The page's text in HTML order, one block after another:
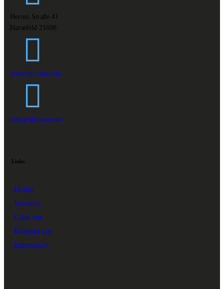
Herren Straße 41
Harsefeld 21698
www.stb-renov.de
info@stb-renov.de
Links
Home
Services
Über uns
Kontakt uns
Impressum